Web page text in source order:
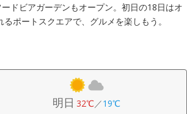
ドビアガーデンもオープン。初日の18日はオ
ポートスクエアで、グルメを楽しもう。
明日 32℃／19℃